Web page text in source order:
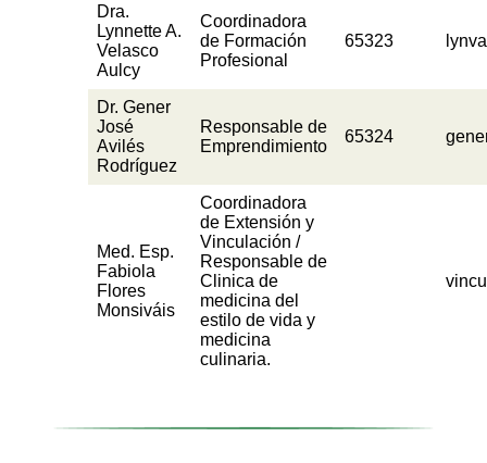
Dra.
Lynnette A.
Velasco
Aulcy
Coordinadora
de Formación
Profesional
65323
Dr. Gener
José
Avilés
Rodríguez
Responsable de
Emprendimiento
65324
Med. Esp.
Fabiola
Flores
Monsiváis
Coordinadora
de Extensión y
Vinculación /
Responsable de
Clinica de
medicina del
estilo de vida y
medicina
culinaria.